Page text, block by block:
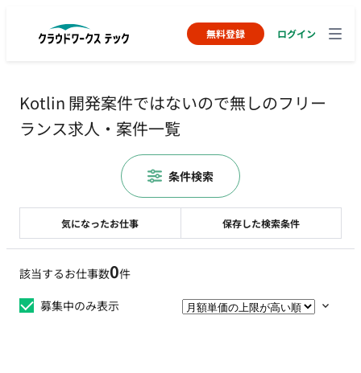
無料登録 ログイン
Kotlin 開発案件ではないので無しのフリー
ランス求人・案件一覧
該当するお仕事数0件
募集中のみ表示
気になったお仕事 保存した検索条件
条件検索